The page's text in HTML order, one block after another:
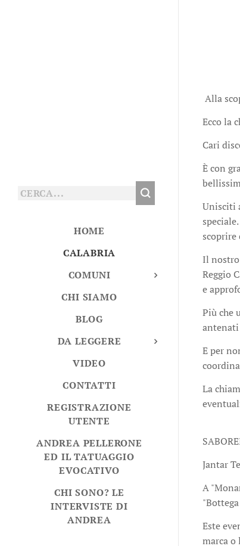
HOME
CALABRIA
COMUNI
CHI SIAMO
BLOG
DA LEGGERE
VIDEO
CONTATTI
REGISTRAZIONE
UTENTE
ANDREA PELLERONE
ED IL TATUAGGIO
EVOCATIVO
CHI SONO? LE
INTERVISTE DI
ANDREA
Alla
Ecco la
Cari
È con
Unisciti
scoprire
Il
Reggio
e
Più che
antenati
E per
La
Jantar
A
Este
marca o